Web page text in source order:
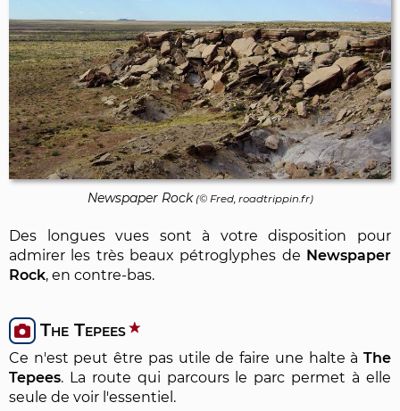
Newspaper Rock(© Fred, roadtrippin.fr)
Des longues vues sont à votre disposition pour
admirer les très beaux pétroglyphes de Newspaper
Rock, en contre-bas.
The Tepees
Ce n'est peut être pas utile de faire une halte à The
Tepees. La route qui parcours le parc permet à elle
seule de voir l'essentiel.